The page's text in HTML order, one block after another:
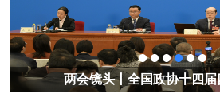
两会镜头丨全国政协十四